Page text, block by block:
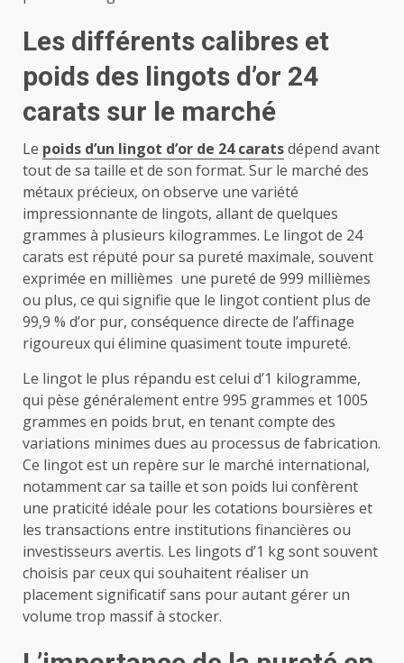
Les différents calibres et
poids des lingots d’or 24
carats sur le marché
Le poids d’un lingot d’or de 24 caratsdépend avant
tout de sa taille et de son format. Sur le marché des
métaux précieux, on observe une variété
impressionnante de lingots, allant de quelques
grammes à plusieurs kilogrammes. Le lingot de 24
carats est réputé pour sa pureté maximale, souvent
exprimée en millièmes une pureté de 999 millièmes
ou plus, ce qui signifie que le lingot contient plus de
99,9 % d’or pur, conséquence directe de l’affinage
rigoureux qui élimine quasiment toute impureté.
Le lingot le plus répandu est celui d’1 kilogramme,
qui pèse généralement entre 995 grammes et 1005
grammes en poids brut, en tenant compte des
variations minimes dues au processus de fabrication.
Ce lingot est un repère sur le marché international,
notamment car sa taille et son poids lui confèrent
une praticité idéale pour les cotations boursières et
les transactions entre institutions financières ou
investisseurs avertis. Les lingots d’1 kg sont souvent
choisis par ceux qui souhaitent réaliser un
placement significatif sans pour autant gérer un
volume trop massif à stocker.